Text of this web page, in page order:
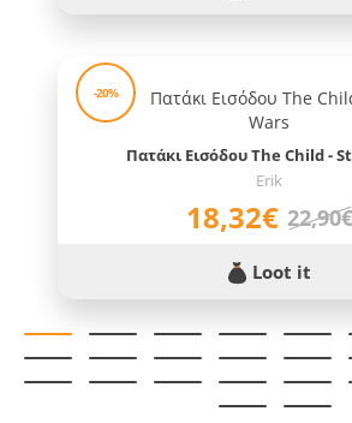
-20%
Πατάκι Εισόδου The Child -
Erik
18,32€ 22,90€
Loot it